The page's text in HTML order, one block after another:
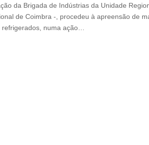
da Brigada de Indústrias da Unidade
de Coimbra -, procedeu à apreensão de
refrigerados, numa ação…